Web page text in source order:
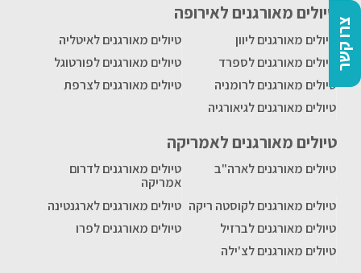
צרו קשר
טיולים מאורגנים לאירופה
טיולים מאורגנים ליוון
טיולים מאורגנים לאיטליה
טיולים מאורגנים לספרד
טיולים מאורגנים לפורטוגל
טיולים מאורגנים לרומניה
טיולים מאורגנים לצרפת
טיולים מאורגנים לגיאורגיה
טיולים מאורגנים לאמריקה
טיולים מאורגנים לארה"ב
טיולים מאורגנים לדרום
אמריקה
טיולים מאורגנים לקוסטה ריקה טיולים מאורגנים לארגנטינה
טיולים מאורגנים לברזיל
טיולים מאורגנים לפרו
טיולים מאורגנים לצ'ילה